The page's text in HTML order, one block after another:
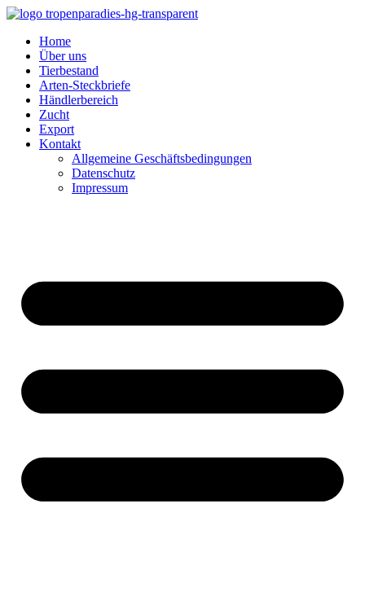
Home
Über uns
Tierbestand
Arten-Steckbriefe
Händlerbereich
Zucht
Export
Kontakt
Allgemeine Geschäftsbedingungen
Datenschutz
Impressum